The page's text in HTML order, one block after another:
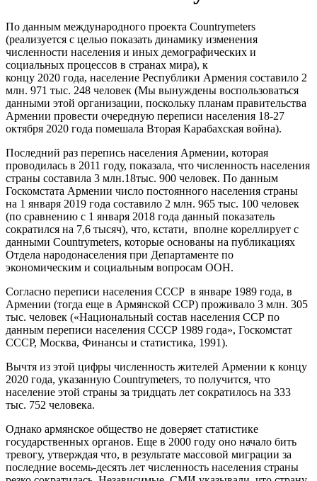
По данным международного проекта Countrymeters
(реализуется с целью показать динамику изменения
численности населения и иных демографических и
социальных процессов в странах мира), к
концу 2020 года, население Республики Армения составило 2
млн. 971 тыс. 248 человек (Мы вынуждены воспользоваться
данными этой организации, поскольку планам правительства
Армении провести очередную переписи населения 18-27
октября 2020 года помешала Вторая Карабахская война).
Последний раз перепись населения Армении, которая
проводилась в 2011 году, показала, что численность населения
страны составила 3 млн.18тыс. 900 человек. По данным
Госкомстата Армении число постоянного населения страны
на 1 января 2019 года составило 2 млн. 965 тыс. 100 человек
(по сравнению с 1 января 2018 года данный показатель
сократился на 7,6 тысяч), что, кстати, вполне кореллирует с
данными Countrymeters, которые основаны на публикациях
Отдела народонаселения при Департаменте по
экономическим и социальным вопросам ООН.
Согласно переписи населения СССР в январе 1989 года, в
Армении (тогда еще в Армянской ССР) проживало 3 млн. 305
тыс. человек («Национальный состав населения ССР по
данным переписи населения СССР 1989 года», Госкомстат
СССР, Москва, Финансы и статистика, 1991).
Вычтя из этой цифры численность жителей Армении к концу
2020 года, указанную Countrymeters, то получится, что
население этой страны за тридцать лет сократилось на 333
тыс. 752 человека.
Однако армянское общество не доверяет статистике
государственных органов. Еще в 2000 году оно начало бить
тревогу, утверждая что, в результате массовой миграции за
последние восемь-десять лет численность населения страны